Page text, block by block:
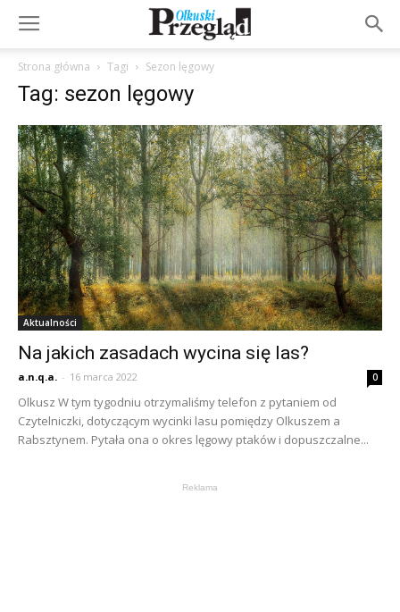
Strona główna Tagi Sezon lęgowy
Tag: sezon lęgowy
Aktualności
Na jakich zasadach wycina się las?
a.n.q.a. - 16 marca 2022 0
Olkusz W tym tygodniu otrzymaliśmy telefon z pytaniem od
Czytelniczki, dotyczącym wycinki lasu pomiędzy Olkuszem a
Rabsztynem. Pytała ona o okres lęgowy ptaków i dopuszczalne...
Reklama